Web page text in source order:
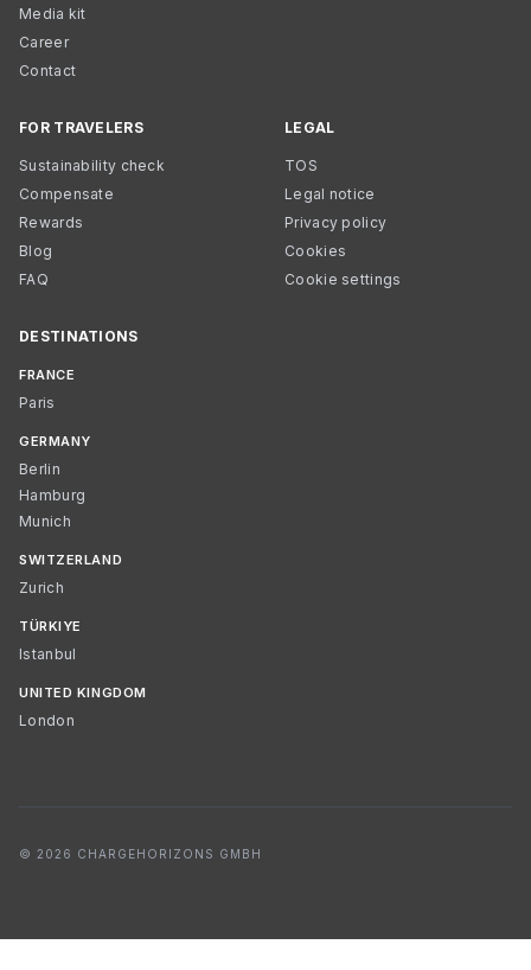
Media kit
Career
Contact
FOR TRAVELERS
Sustainability check
Compensate
Rewards
Blog
FAQ
LEGAL
TOS
Legal notice
Privacy policy
Cookies
Cookie settings
DESTINATIONS
FRANCE
Paris
GERMANY
Berlin
Hamburg
Munich
SWITZERLAND
Zurich
TÜRKIYE
Istanbul
UNITED KINGDOM
London
© 2026 CHARGEHORIZONS GMBH